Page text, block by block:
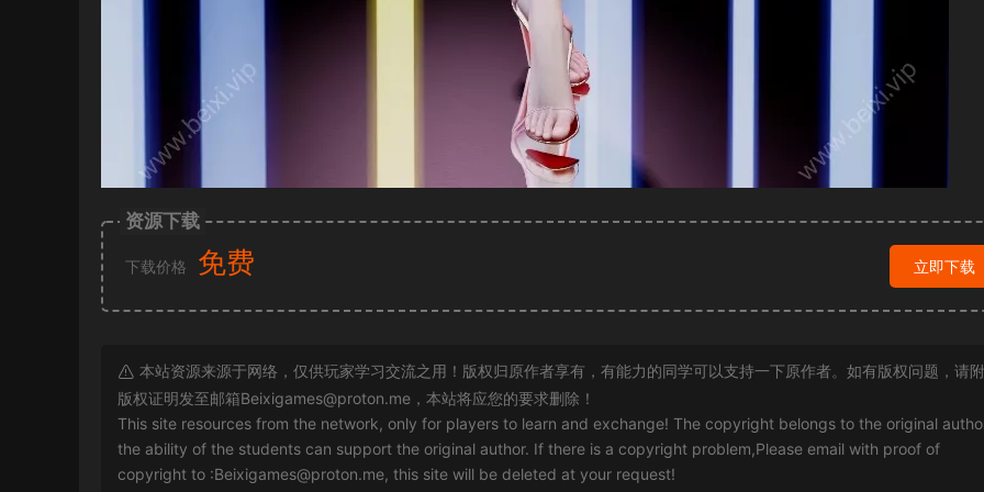
资源下载
下载价格 免费 立即下载
本站资源来源于网络，仅供玩家学习交流之用！版权归原作者享有，有能力的同学可以支持一下原作者。如有版权问题，请
版权证明发至邮箱Beixigames@proton.me ，本站将应您的要求删除！
This site resources from the network, only for players to learn and exchange! The copyright belongs to the original
the ability of the students can support the original author. If there is a copyright problem,Please email with proof of
copyright to :Beixigames@proton.me, this site will be deleted at your request!